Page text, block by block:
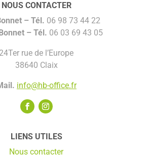
NOUS CONTACTER
–Tél. 06 98 73 44 22
– Tél. 06 03 69 43 05
24Ter rue de l’Europe
38640 Claix
info@hb-office.fr
LIENS UTILES
Nous contacter